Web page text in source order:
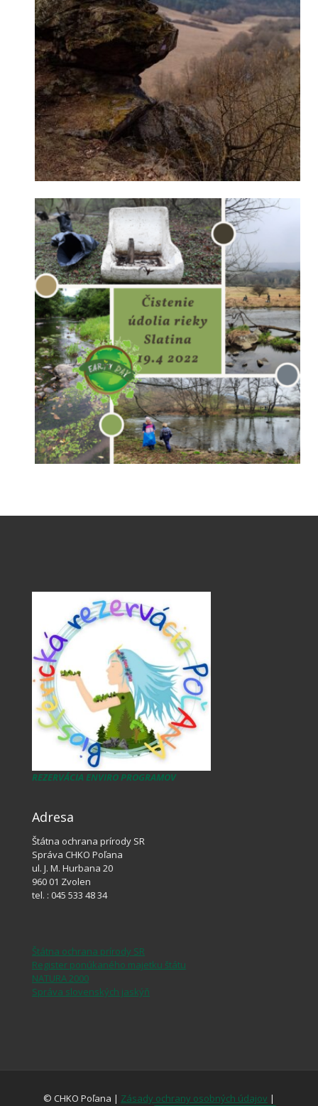
REZERVÁCIA ENVIRO PROGRAMOV
Adresa
Štátna ochrana prírody SR
Správa CHKO Poľana
ul. J. M. Hurbana 20
960 01 Zvolen
tel. : 045 533 48 34
Štátna ochrana prírody SR
Register ponúkaného majetku štátu
NATURA 2000
Správa slovenských jaskýň
© CHKO Poľana | Zásady ochrany osobných údajov |